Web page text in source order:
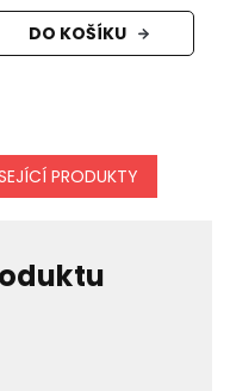
DO KOŠÍKU
PRODUKTY